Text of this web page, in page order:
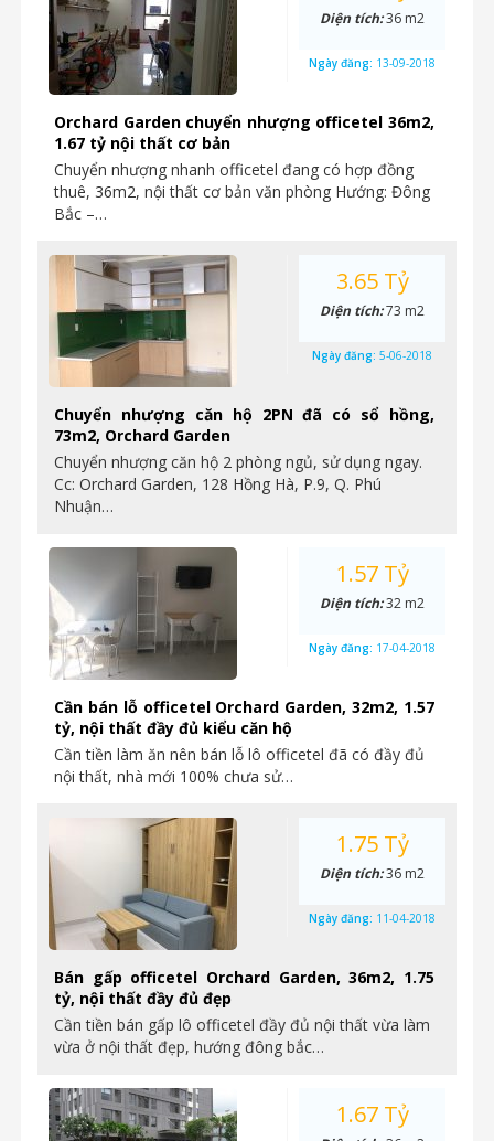
Orchard Garden chuyển nhượng officetel 36m2,
1.67 tỷ nội thất cơ bản
Chuyển nhượng nhanh officetel đang có hợp đồng
thuê, 36m2, nội thất cơ bản văn phòng Hướng: Đông
Bắc –…
Diện tích:36 m2
Ngày đăng: 13-09-2018
Chuyển nhượng căn hộ 2PN đã có sổ hồng,
73m2, Orchard Garden
Chuyển nhượng căn hộ 2 phòng ngủ, sử dụng ngay.
Cc: Orchard Garden, 128 Hồng Hà, P.9, Q. Phú
Nhuận…
3.65 Tỷ
Diện tích:73 m2
Ngày đăng: 5-06-2018
Cần bán lỗ officetel Orchard Garden, 32m2, 1.57
tỷ, nội thất đầy đủ kiểu căn hộ
Cần tiền làm ăn nên bán lỗ lô officetel đã có đầy đủ
nội thất, nhà mới 100% chưa sử…
1.57 Tỷ
Diện tích:32 m2
Ngày đăng: 17-04-2018
Bán gấp officetel Orchard Garden, 36m2, 1.75
tỷ, nội thất đầy đủ đẹp
Cần tiền bán gấp lô officetel đầy đủ nội thất vừa làm
vừa ở nội thất đẹp, hướng đông bắc…
1.75 Tỷ
Diện tích:36 m2
Ngày đăng: 11-04-2018
1.67 Tỷ